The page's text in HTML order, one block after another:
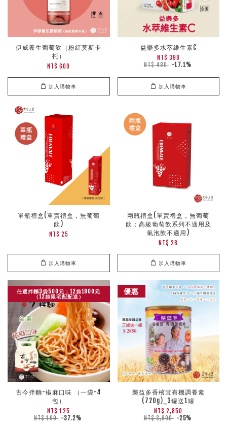
伊威養生葡萄飲（粉紅莫斯卡
托）
NT$ 600
加入購物車
益樂多水萃維生素C
NT$ 398
NT$ 480 -17.1%
加入購物車
單瓶禮盒(單賣禮盒，無葡萄
飲)
NT$ 25
加入購物車
兩瓶禮盒(單賣禮盒，無葡萄
飲；高級葡萄飲系列不適用及
氣泡飲不適用)
NT$ 28
加入購物車
任選拌麵3袋500元；12袋1800元
（12袋限宅配配送）
古今拌麵-椒麻口味 （一袋-4
包）
NT$ 125
NT$ 199 -37.2%
優惠
樂益多香檳茸有機調養素
(720g)_3罐送1罐
NT$ 2,850
NT$ 3,800 -25%